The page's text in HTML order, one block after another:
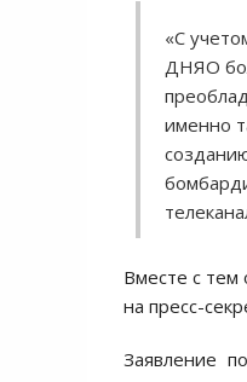
«С
ДНЯО
именно
Вместе с
на пресс-
Заявление